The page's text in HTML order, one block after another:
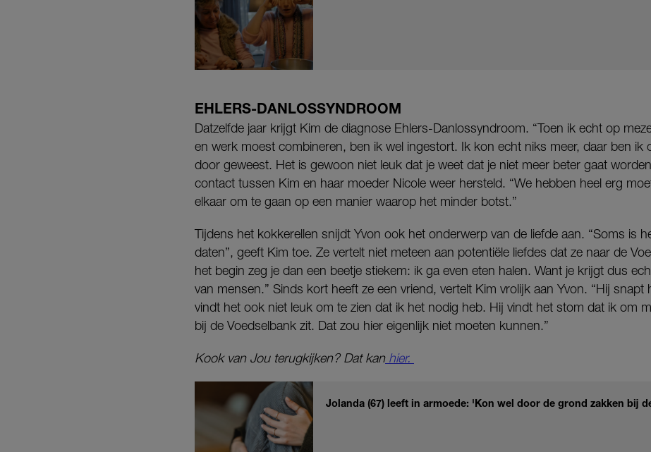
EHLERS-DANLOSSYNDROOM
Datzelfde jaar krijgt Kim de diagnose Ehlers-Danlossyndroom. “Toen ik echt op
en werk moest combineren, ben ik wel ingestort. Ik kon echt niks meer, daar ben ik
door geweest. Het is gewoon niet leuk dat je weet dat je niet meer beter gaat
contact tussen Kim en haar moeder Nicole weer hersteld. “We hebben heel erg
elkaar om te gaan op een manier waarop het minder botst.”
Tijdens het kokkerellen snijdt Yvon ook het onderwerp van de liefde aan. “Soms is
daten”, geeft Kim toe. Ze vertelt niet meteen aan potentiële liefdes dat ze naar de
het begin zeg je dan een beetje stiekem: ik ga even eten halen. Want je krijgt dus
van mensen.” Sinds kort heeft ze een vriend, vertelt Kim vrolijk aan Yvon. “Hij snapt
vindt het ook niet leuk om te zien dat ik het nodig heb. Hij vindt het stom dat ik om
bij de Voedselbank zit. Dat zou hier eigenlijk niet moeten kunnen.”
Kook van Jou terugkijken? Dat kanhier.
Jolanda (67) leeft in armoede: 'Kon wel door de grond zakken bij